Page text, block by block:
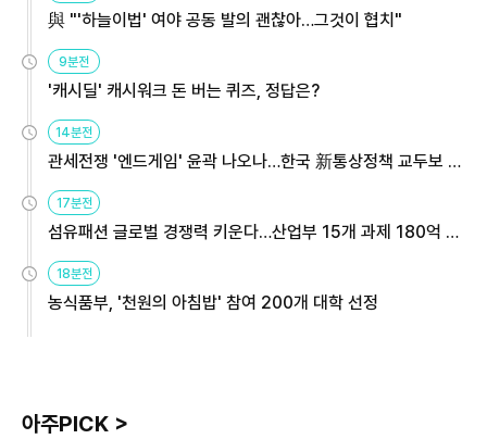
與 "'하늘이법' 여야 공동 발의 괜찮아…그것이 협치"
9분전
'캐시딜' 캐시워크 돈 버는 퀴즈, 정답은?
14분전
관세전쟁 '엔드게임' 윤곽 나오나…한국 新통상정책 교두보 활
17분전
섬유패션 글로벌 경쟁력 키운다…산업부 15개 과제 180억 지
18분전
농식품부, '천원의 아침밥' 참여 200개 대학 선정
아주PICK >